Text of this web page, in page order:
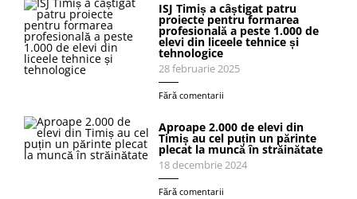
ISJ Timiș a câștigat patru
proiecte pentru formarea
profesională a peste 1.000 de
elevi din liceele tehnice și
tehnologice
28 februarie 2025
Fără comentarii
Aproape 2.000 de elevi din
Timiș au cel puțin un părinte
plecat la muncă în străinătate
18 decembrie 2024
Fără comentarii